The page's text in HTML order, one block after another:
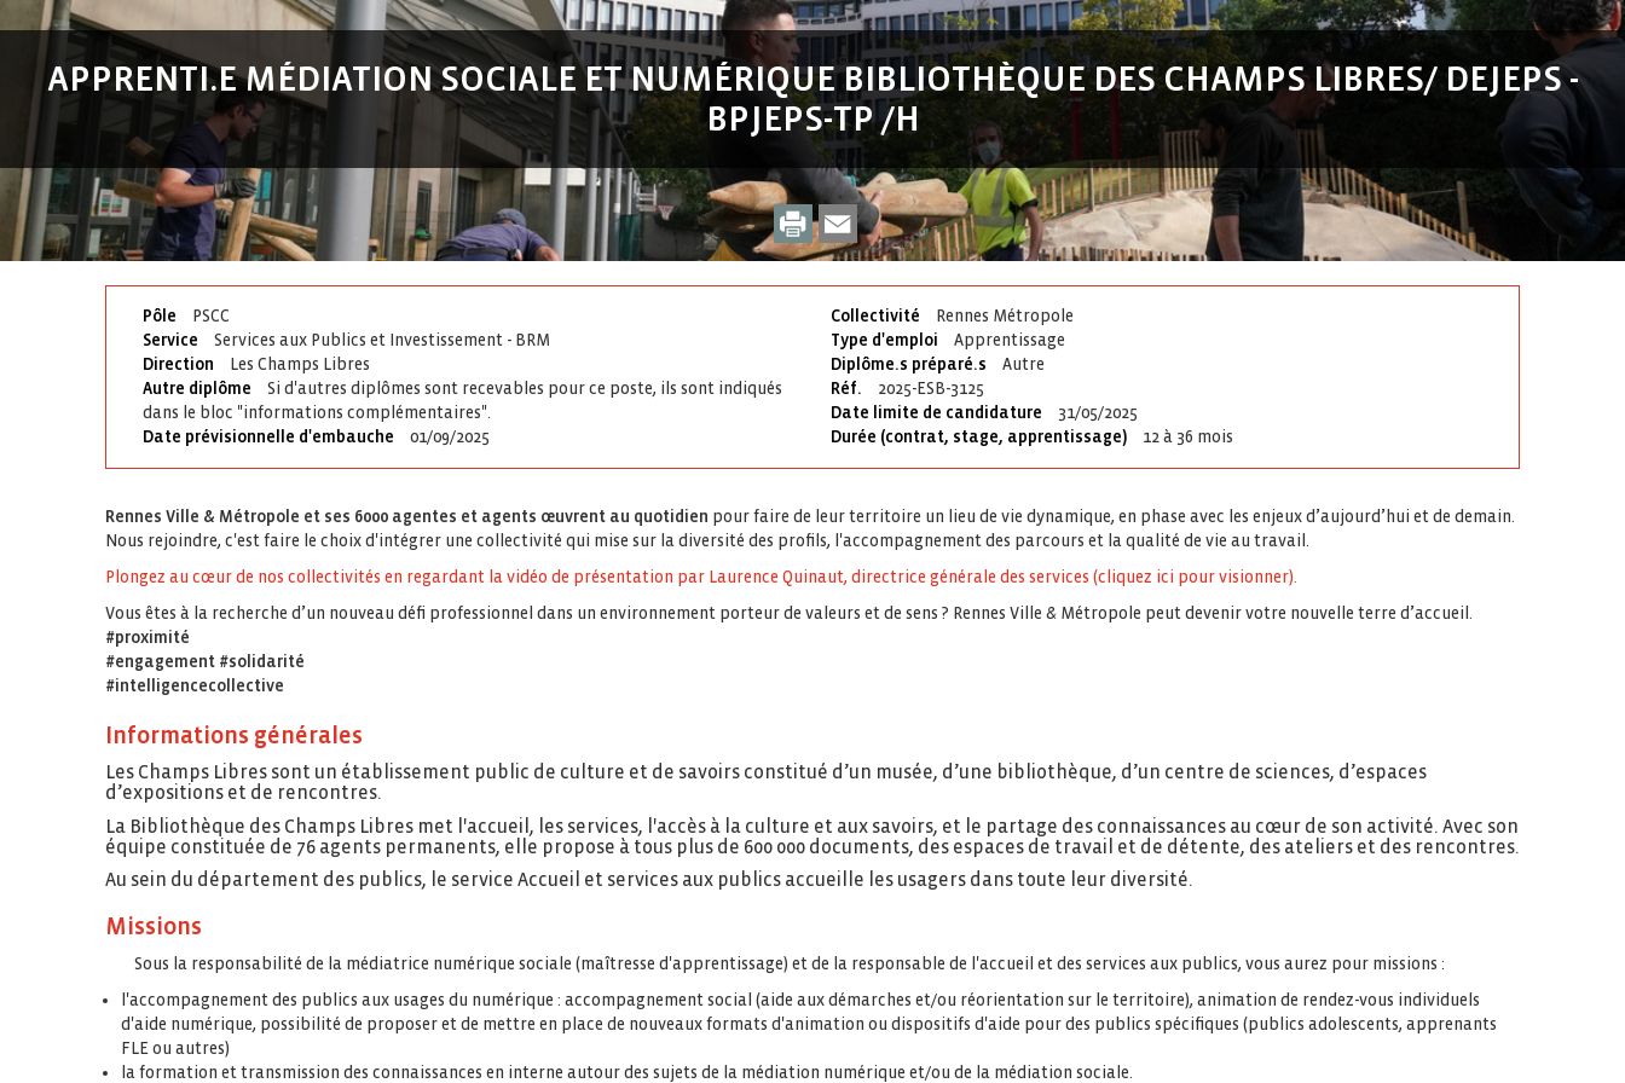
APPRENTI.E MÉDIATION SOCIALE ET NUMÉRIQUE BIBLIOTHÈQUE DES CHAMPS LIBRES/ DEJEPS -
BPJEPS-TP /H
Pôle PSCC Collectivité
Rennes Métropole
Service
Services aux Publics et Investissement - BRM Type d'emploi
Apprentissage
Direction
Les Champs Libres Diplôme.s préparé.s
Autre
Autre diplôme
Si d'autres diplômes sont recevables pour ce poste, ils sont indiqués
dans le bloc "informations complémentaires".
Réf.
2025-ESB-3125
Date limite de candidature
31/05/2025
Date prévisionnelle d'embauche
01/09/2025 Durée (contrat, stage, apprentissage) 12 à 36 mois
Rennes Ville & Métropole et ses 6000 agentes et agents œuvrent au quotidien pour faire de leur territoire un lieu de vie dynamique, en phase avec les enjeux d’aujourd’hui et de demain.
Nous rejoindre, c'est faire le choix d'intégrer une collectivité qui mise sur la diversité des profils, l'accompagnement des parcours et la qualité de vie au travail.
Plongez au cœur de nos collectivités en regardant la vidéo de présentation par Laurence Quinaut, directrice générale des services (cliquez ici pour visionner).
Vous êtes à la recherche d’un nouveau défi professionnel dans un environnement porteur de valeurs et de sens ? Rennes Ville & Métropole peut devenir votre nouvelle terre d’accueil.
#proximité
#engagement #solidarité
#intelligencecollective
Informations générales
Les Champs Libres sont un établissement public de culture et de savoirs constitué d’un musée, d’une bibliothèque, d’un centre de sciences, d’espaces
d’expositions et de rencontres.
La Bibliothèque des Champs Libres met l'accueil, les services, l'accès à la culture et aux savoirs, et le partage des connaissances au cœur de son activité. Avec son
équipe constituée de 76 agents permanents, elle propose à tous plus de 600 000 documents, des espaces de travail et de détente, des ateliers et des rencontres.
Au sein du département des publics, le service Accueil et services aux publics accueille les usagers dans toute leur diversité.
Missions
Sous la responsabilité de la médiatrice numérique sociale (maîtresse d'apprentissage) et de la responsable de l'accueil et des services aux publics, vous aurez pour missions :
l'accompagnement des publics aux usages du numérique : accompagnement social (aide aux démarches et/ou réorientation sur le territoire), animation de rendez-vous individuels
d'aide numérique, possibilité de proposer et de mettre en place de nouveaux formats d'animation ou dispositifs d'aide pour des publics spécifiques (publics adolescents, apprenants
FLE ou autres)
la formation et transmission des connaissances en interne autour des sujets de la médiation numérique et/ou de la médiation sociale.